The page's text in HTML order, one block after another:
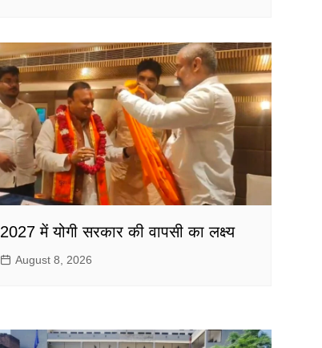
2027 में योगी सरकार की वापसी का लक्ष्य
August 8, 2026